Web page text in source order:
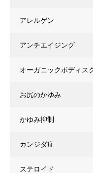
アレルゲン
アンチエイジング
オーガニックボディス
お尻のかゆみ
かゆみ抑制
カンジダ症
ステロイド